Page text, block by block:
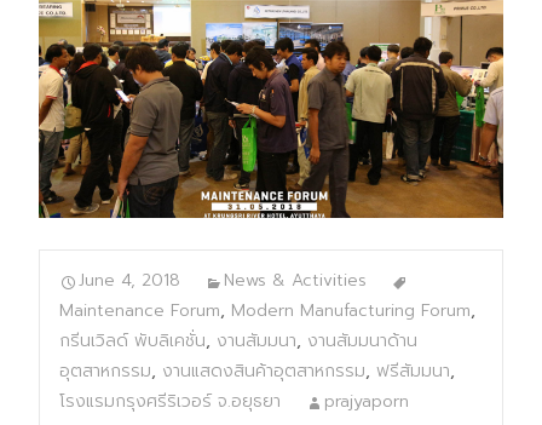
June 4, 2018
News & Activities
Maintenance Forum, Modern Manufacturing Forum,
กรีนเวิลด์ พับลิเคชั่น, งานสัมมนา, งานสัมมนาด้าน
อุตสาหกรรม, งานแสดงสินค้าอุตสาหกรรม, ฟรีสัมมนา,
โรงแรมกรุงศรีริเวอร์ จ.อยุธยา
prajyaporn